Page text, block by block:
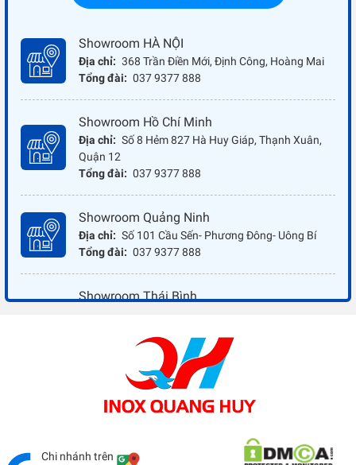
Showroom HÀ NỘI
Địa chỉ: 368 Trần Điền Mới, Định Công, Hoàng Mai
Tổng đài: 037 9377 888
Showroom Hồ Chí Minh
Địa chỉ: Số 8 Hẻm 827 Hà Huy Giáp, Thạnh Xuân,
Quận 12
Tổng đài: 037 9377 888
Showroom Quảng Ninh
Địa chỉ: Số 101 Cầu Sến- Phương Đông- Uông Bí
Tổng đài: 037 9377 888
Showroom Thái Bình
037 9377 888
Showroom Đồng Nai
Địa chỉ: 1066 - QL 51 Tổ 3- Ấp Đồng- Phước Tân-
Chi nhánh trên